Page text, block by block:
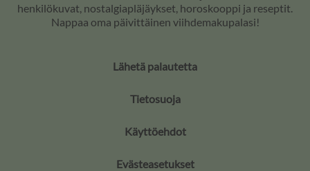
henkilökuvat, nostalgiapläjäykset, horoskooppi ja reseptit.
Nappaa oma päivittäinen viihdemakupalasi!
Lähetä palautetta
Tietosuoja
Käyttöehdot
Evästeasetukset